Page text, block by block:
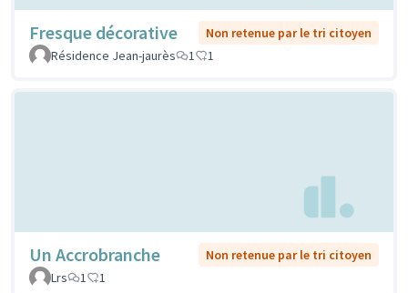
Fresque décorative
Non retenue par le tri citoyen
Résidence Jean-jaurès
1 1
Un Accrobranche
Non retenue par le tri citoyen
Lrs
1 1